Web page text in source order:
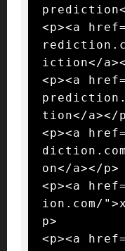
<p><a
iction</
<p><a
tion</a></
<p><a
on</a></p>
<p><a
ion.com/
p>
<p><a